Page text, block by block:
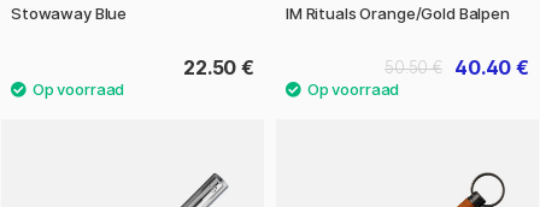
Stowaway Blue
22.50 €
IM Rituals Orange/Gold Balpen
40.40 €
50.50 €